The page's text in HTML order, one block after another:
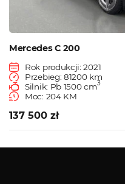
Mercedes C 200
Rok produkcji: 2021
Przebieg: 81200 km
Silnik: Pb 1500 cm3
Moc: 204 KM
137 500 zł